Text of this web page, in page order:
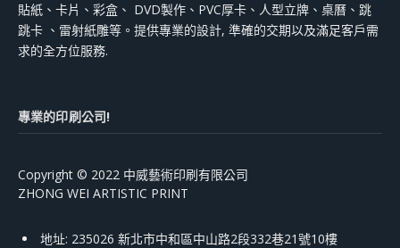
貼紙、卡片、彩盒、 DVD製作、PVC厚卡、人型立牌、桌曆、跳
跳卡 、雷射紙雕等。提供專業的設計, 準確的交期以及滿足客戶需
求的全方位服務.
專業的印刷公司!
Copyright © 2022 中威藝術印刷有限公司
ZHONG WEI ARTISTIC PRINT
地址: 235026 新北市中和區中山路2段332巷21號10樓